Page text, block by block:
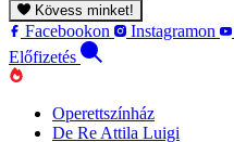
Kövess minket!
Facebookon Instagramon
Előfizetés
Operettszínház
De Re Attila Luigi